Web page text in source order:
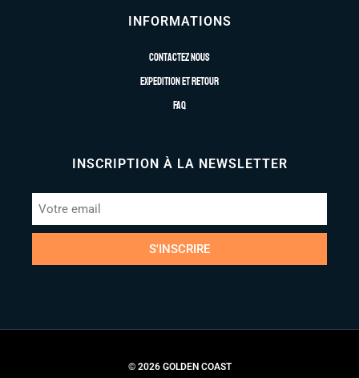
INFORMATIONS
Contactez nous
Expedition et retour
FAQ
INSCRIPTION À LA NEWSLETTER
S'INSCRIRE
© 2026 GOLDEN COAST